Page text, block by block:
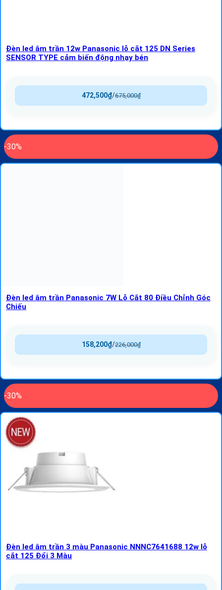
Đèn led âm trần 12w Panasonic lỗ cắt 125 DN Series
SENSOR TYPE cảm biến động nhạy bén
675,000₫
/
472,500₫
-30%
Đèn led âm trần Panasonic 7W Lỗ Cắt 80 Điều Chỉnh Góc
Chiếu
226,000₫
/
158,200₫
-30%
Đèn led âm trần 3 màu Panasonic NNNC7641688 12w lỗ
cắt 125 Đổi 3 Màu